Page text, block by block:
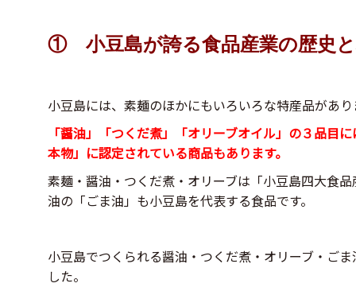
① 小豆島が誇る食品産業の歴史
小豆島には、素麺のほかにもいろいろな特産品があり
「醤油」「つくだ煮」「オリーブオイル」の３品目
本物」に認定されている商品もあります。
素麺・醤油・つくだ煮・オリーブは「小豆島四大食
油の「ごま油」も小豆島を代表する食品です。
小豆島でつくられる醤油・つくだ煮・オリーブ・ご
した。